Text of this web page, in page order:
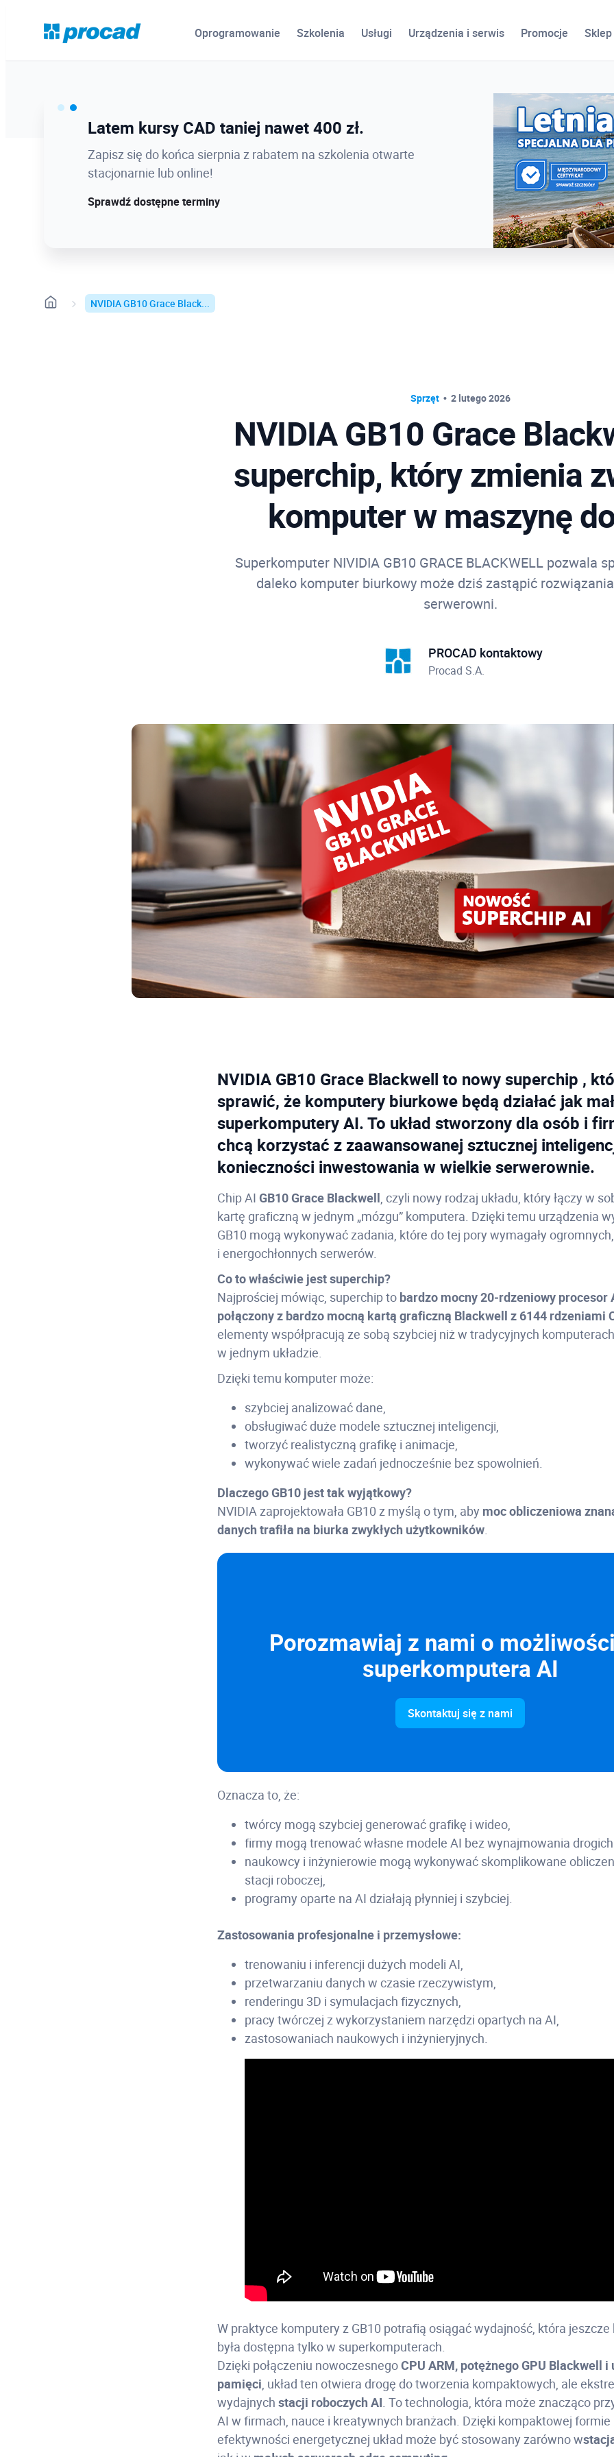
Oprogramowanie Szkolenia Usługi Urządzenia i serwis Promocje Sklep
Ostatnie dni promocji Blind Bird
12.08 o 12:08 zamykamy Blind Bird na PROCAD EXPO 2026 -
dołącz w najlepszej cenie!
Sprawdź szczegóły!
Latem kursy CAD taniej nawet 400 zł.
Zapisz się do końca sierpnia z rabatem na szkolenia otwarte
stacjonarnie lub online!
Sprawdź dostępne terminy
NVIDIA GB10 Grace Black...
Sprzęt 2 lutego 2026
NVIDIA GB10 Grace
superchip, który zmienia
komputer w maszynę
Superkomputer NIVIDIA GB10 GRACE BLACKWELL pozwala
daleko komputer biurkowy może dziś zastąpić
serwerowni.
PROCAD kontaktowy
Procad S.A.
NVIDIA GB10 Grace Blackwell to nowy superchip ,
sprawić, że komputery biurkowe będą działać jak
superkomputery AI. To układ stworzony dla osób i
chcą korzystać z zaawansowanej sztucznej
konieczności inwestowania w wielkie serwerownie.
Chip AIGB10 Grace Blackwell, czyli nowy rodzaj układu, który łączy w
kartę graficzną w jednym „mózgu” komputera. Dzięki temu urządzenia
GB10 mogą wykonywać zadania, które do tej pory wymagały
i energochłonnych serwerów.
Co to właściwie jest superchip?
Najprościej mówiąc, superchip to bardzo mocny 20‑rdzeniowy procesor
połączony z bardzo mocną kartą graficzną Blackwell z 6144 rdzeniami
elementy współpracują ze sobą szybciej niż w tradycyjnych
w jednym układzie.
Dzięki temu komputer może:
szybciej analizować dane,
obsługiwać duże modele sztucznej inteligencji,
tworzyć realistyczną grafikę i animacje,
wykonywać wiele zadań jednocześnie bez spowolnień.
Dlaczego GB10 jest tak wyjątkowy?
NVIDIA zaprojektowała GB10 z myślą o tym, aby moc obliczeniowa
danych trafiła na biurka zwykłych użytkowników.
Porozmawiaj z nami o
superkomputera AI
Skontaktuj się z nami
Oznacza to, że:
twórcy mogą szybciej generować grafikę i wideo,
firmy mogą trenować własne modele AI bez wynajmowania
naukowcy i inżynierowie mogą wykonywać skomplikowane
stacji roboczej,
programy oparte na AI działają płynniej i szybciej.
Zastosowania profesjonalne i przemysłowe:
trenowaniu i inferencji dużych modeli AI,
przetwarzaniu danych w czasie rzeczywistym,
renderingu 3D i symulacjach fizycznych,
pracy twórczej z wykorzystaniem narzędzi opartych na AI,
zastosowaniach naukowych i inżynieryjnych.
W praktyce komputery z GB10 potrafią osiągać wydajność, która
była dostępna tylko w superkomputerach.
Dzięki połączeniu nowoczesnegoCPU ARM, potężnego GPU Blackwell
pamięci, układ ten otwiera drogę do tworzenia kompaktowych, ale
wydajnychstacji roboczych AI. To technologia, która może znacząco
AI w firmach, nauce i kreatywnych branżach. Dzięki kompaktowej
efektywności energetycznej układ może być stosowany zarówno w